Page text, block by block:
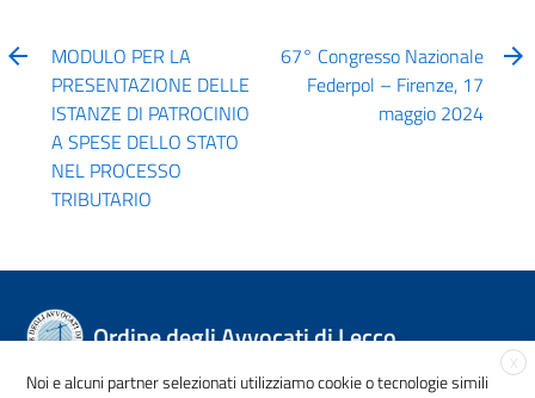
MODULO PER LA
PRESENTAZIONE DELLE
ISTANZE DI PATROCINIO
A SPESE DELLO STATO
NEL PROCESSO
TRIBUTARIO
67° Congresso Nazionale
Federpol – Firenze, 17
maggio 2024
Ordine degli Avvocati di Lecco
X
Noi e alcuni partner selezionati utilizziamo cookie o tecnologie simili